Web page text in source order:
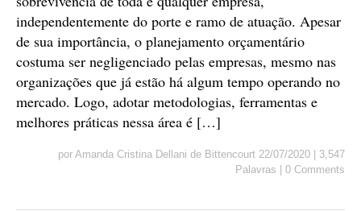
independentemente do porte e ramo de atuação. Apesar
de sua importância, o planejamento orçamentário
costuma ser negligenciado pelas empresas, mesmo nas
organizações que já estão há algum tempo operando no
mercado. Logo, adotar metodologias, ferramentas e
melhores práticas nessa área é […]
por Amanda Cristina Dellani de Bittencourt 22/07/2020
3,547
Palavras
0 Comments